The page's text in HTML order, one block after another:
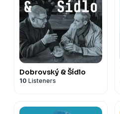
Dobrovský & Šídlo
10 Listeners